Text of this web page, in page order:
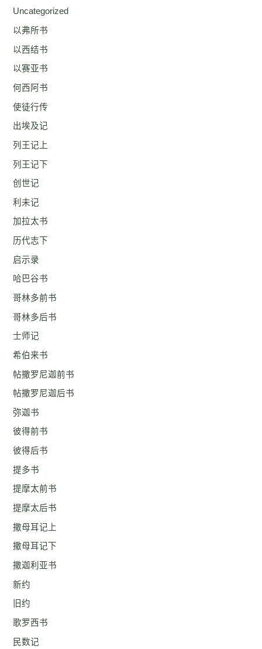
Uncategorized
以弗所书
以西结书
以赛亚书
何西阿书
使徒行传
出埃及记
列王记上
列王记下
创世记
利未记
加拉太书
历代志下
启示录
哈巴谷书
哥林多前书
哥林多后书
士师记
希伯来书
帖撒罗尼迦前书
帖撒罗尼迦后书
弥迦书
彼得前书
彼得后书
提多书
提摩太前书
提摩太后书
撒母耳记上
撒母耳记下
撒迦利亚书
新约
旧约
歌罗西书
民数记